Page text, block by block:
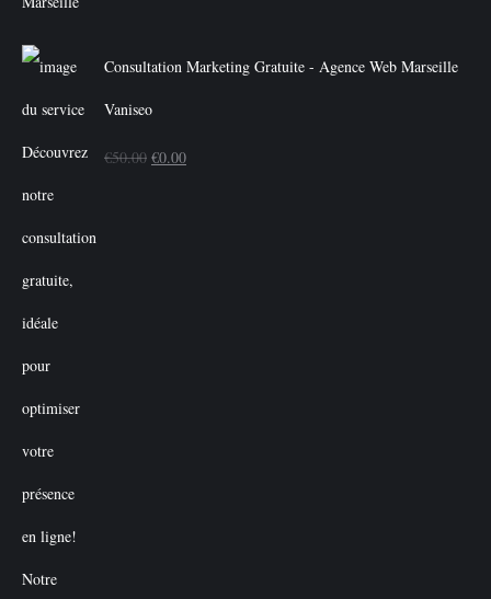
Consultation Marketing Gratuite - Agence Web Marseille
Vaniseo
€50.00 Le
€0.00Le